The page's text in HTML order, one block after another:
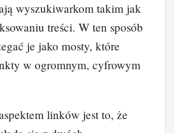
wyszukiwarkom takim jak
treści. W ten sposób
je jako mosty, które
w ogromnym, cyfrowym
linków jest to, że